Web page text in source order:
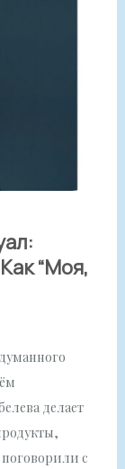
“моя,
делает
с